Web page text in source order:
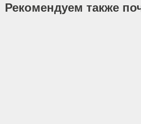
Рекомендуем также